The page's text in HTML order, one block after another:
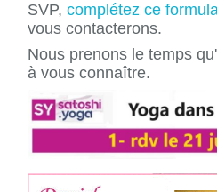
SVP, complétez ce
vous contacterons.
Nous prenons le temps
à vous connaître.